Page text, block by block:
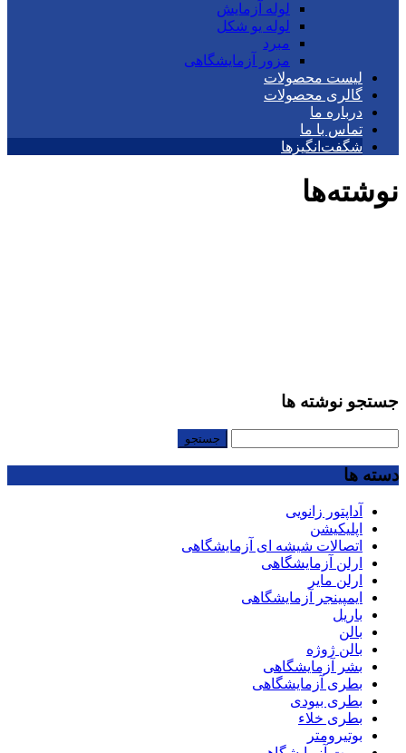
لوله آزمایش
لوله یو شکل
مبرد
مزور آزمایشگاهی
لیست محصولات
گالری محصولات
درباره ما
تماس با ما
شگفت‌انگیزها
نوشته‌ها
جستجو نوشته ها
دسته ها
آداپتور زانویی
اپلیکیشن
اتصالات شیشه ای آزمایشگاهی
ارلن آزمایشگاهی
ارلن مایر
ایمپینجر آزمایشگاهی
باریل
بالن
بالن ژوژه
بشر آزمایشگاهی
بطری آزمایشگاهی
بطری بیودی
بطری خلاء
بوتیرومتر